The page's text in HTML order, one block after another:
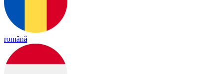
română